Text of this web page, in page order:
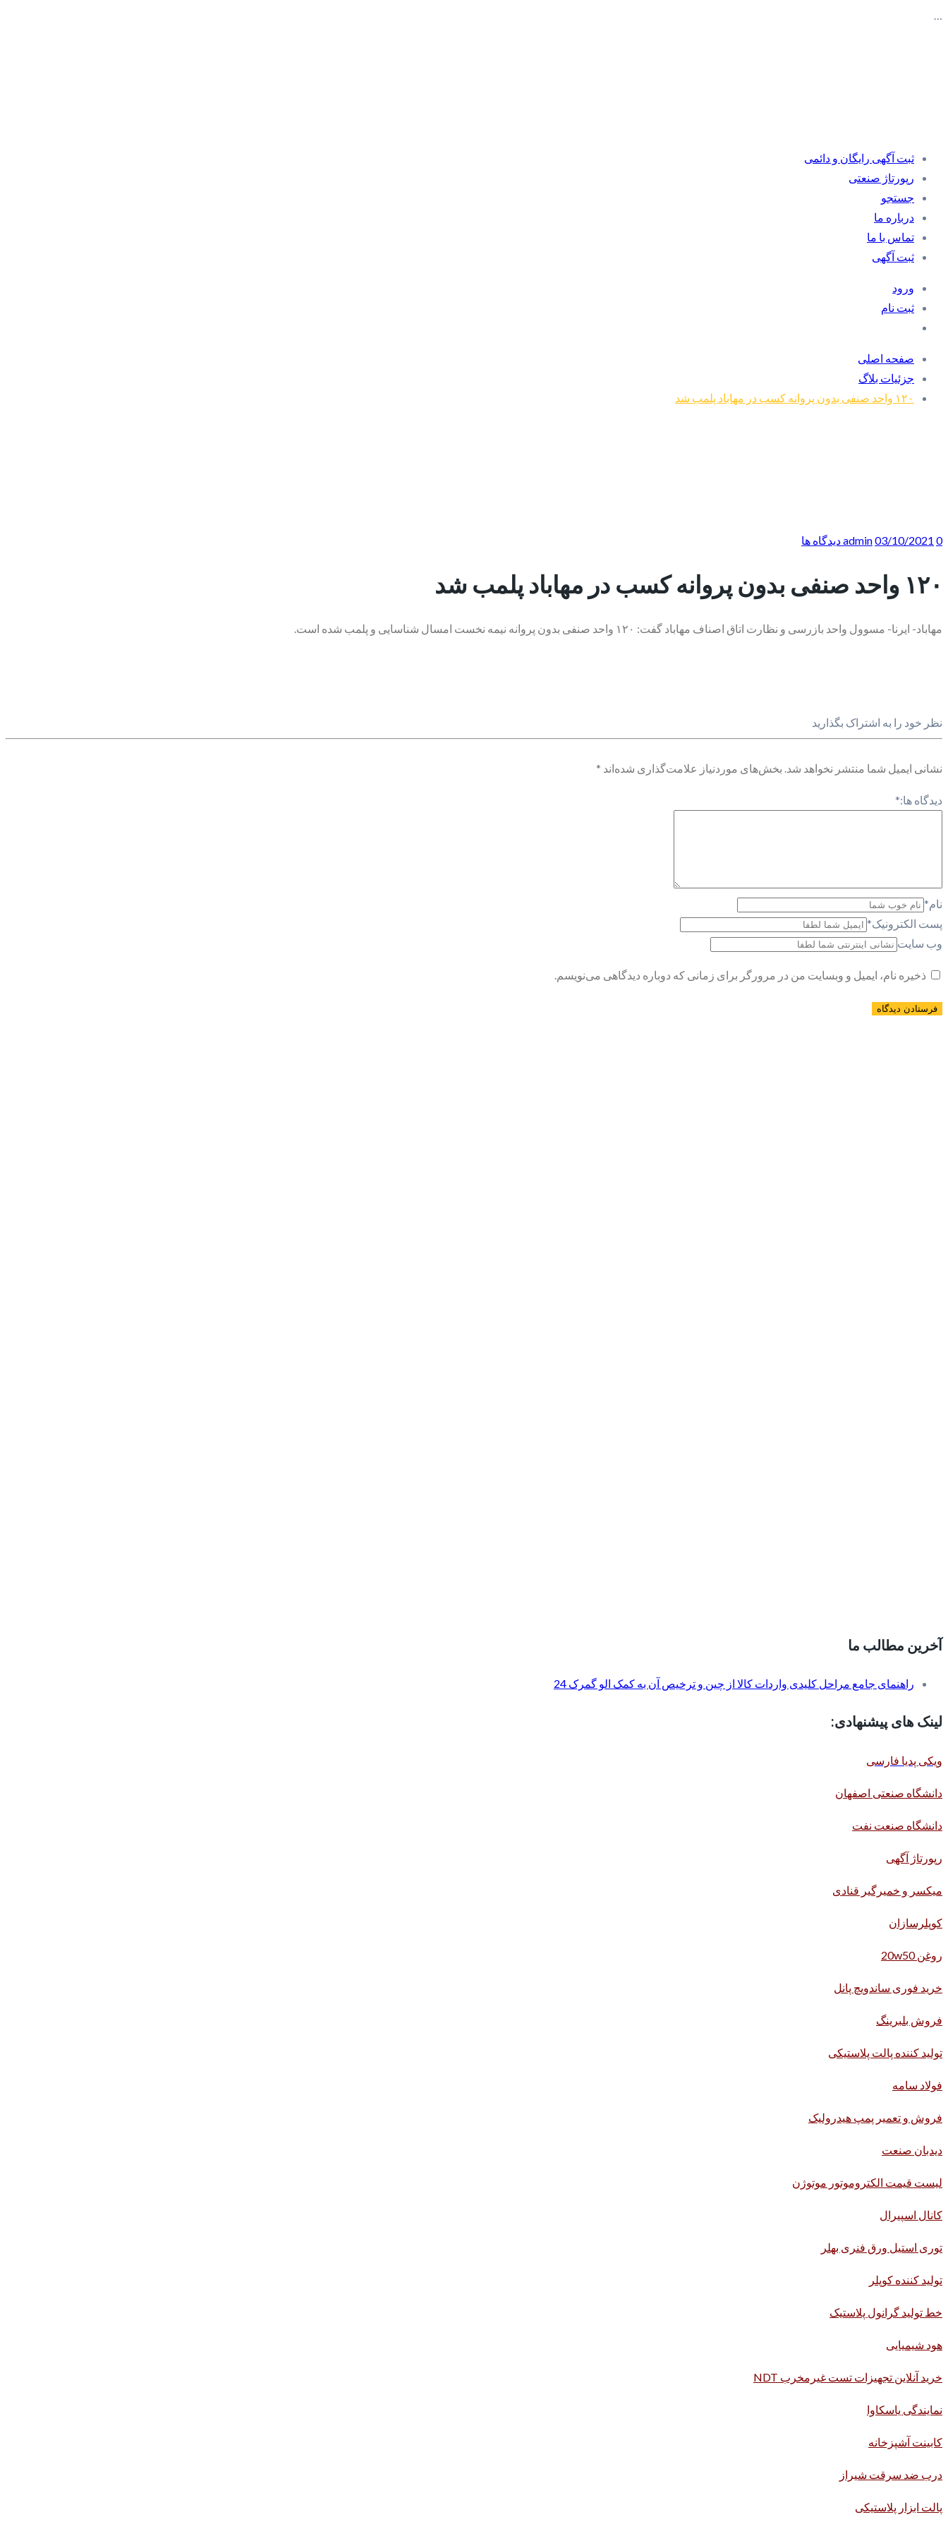
…
ثبت آگهی رایگان و دائمی
رپورتاژ صنعتی
جستجو
درباره ما
تماس با ما
ثبت آگهی
ورود
ثبت نام
صفحه اصلی
جزئیات بلاگ
۱۲۰ واحد صنفی بدون پروانه کسب در مهاباد پلمب شد
admin03/10/2021 0 دیدگاه ها
۱۲۰ واحد صنفی بدون پروانه کسب در مهاباد پلمب شد
مهاباد- ایرنا- مسوول واحد بازرسی و نظارت اتاق اصناف مهاباد گفت: ۱۲۰ واحد صنفی بدون پروانه نیمه نخست امسال شناسایی و پلمب شده است.
نظر خود را به اشتراک بگذارید
نشانی ایمیل شما منتشر نخواهد شد. بخش‌های موردنیاز علامت‌گذاری شده‌اند *
دیدگاه ها:*
نام*
پست الکترونیک*
وب سایت
ذخیره نام، ایمیل و وبسایت من در مرورگر برای زمانی که دوباره دیدگاهی می‌نویسم.
آخرین مطالب ما
راهنمای جامع مراحل کلیدی واردات کالا از چین و ترخیص آن به کمک الو گمرک 24
لینک های پیشنهادی:
ویکی پدیا فارسی
دانشگاه صنعتی اصفهان
دانشگاه صنعت نفت
رپورتاژ آگهی
میکسر و خمیرگیر قنادی
کوپلرسازان
روغن 20w50
خرید فوری ساندویچ پانل
فروش بلبرینگ
تولید کننده پالت پلاستیکی
فولاد سامه
فروش و تعمیر پمپ هیدرولیک
دیدبان صنعت
لیست قیمت الکتروموتور موتوژن
کانال اسپیرال
توری استیل ورق فنری بهلر
تولید کننده کوپلر
خط تولید گرانول پلاستیک
هود شیمیایی
خرید آنلاین تجهیزات تست غیرمخرب NDT
نمایندگی یاسکاوا
کابینت آشپزخانه
درب ضد سرقت شیراز
پالت ابزار پلاستیکی